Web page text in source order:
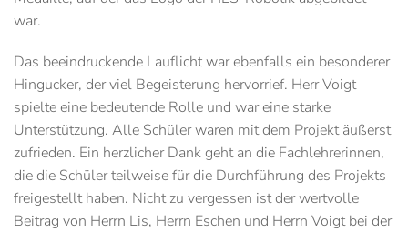
war.
Das beeindruckende Lauflicht war ebenfalls ein besonderer
Hingucker, der viel Begeisterung hervorrief. Herr Voigt
spielte eine bedeutende Rolle und war eine starke
Unterstützung. Alle Schüler waren mit dem Projekt äußerst
zufrieden. Ein herzlicher Dank geht an die Fachlehrerinnen,
die die Schüler teilweise für die Durchführung des Projekts
freigestellt haben. Nicht zu vergessen ist der wertvolle
Beitrag von Herrn Lis, Herrn Eschen und Herrn Voigt bei der